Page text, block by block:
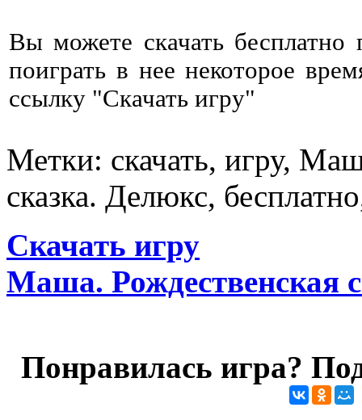
Вы можете скачать
поиграть в нее некоторое
ссылку "Скачать игру"
Метки: скачать, игру,
сказка. Делюкс,
Скачать игру
Маша. Рождественская
Понравилась игра?